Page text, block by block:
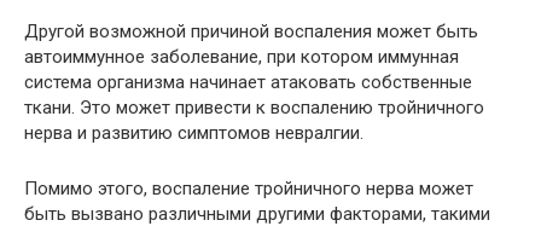
Другой возможной причиной воспаления может быть
автоиммунное заболевание, при котором иммунная
система организма начинает атаковать собственные
ткани. Это может привести к воспалению тройничного
нерва и развитию симптомов невралгии.
Помимо этого, воспаление тройничного нерва может
быть вызвано различными другими факторами, такими